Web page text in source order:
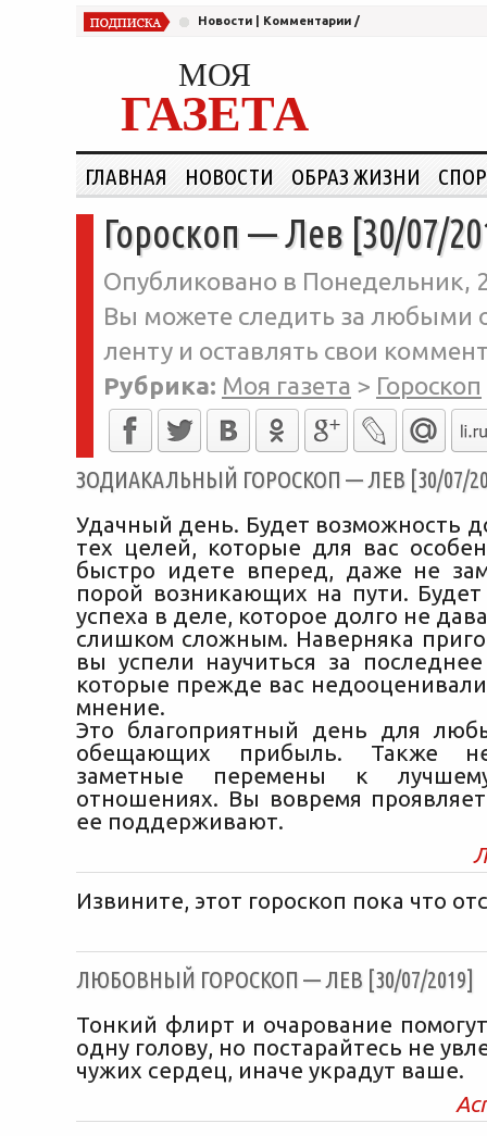
Новости Комментарии /
МОЯ
ГАЗЕТА
ГЛАВНАЯ НОВОСТИ ОБРАЗ ЖИЗНИ
Гороскоп — Лев [30/07/
Опубликовано в Понедельник,
Вы можете следить за любыми
ленту и оставлять свои
Рубрика: Моя газета > Гороскоп
ЗОДИАКАЛЬНЫЙ ГОРОСКОП — ЛЕВ [30/07/
Удачный день. Будет возможность
тех целей, которые для вас
быстро идете вперед, даже не
порой возникающих на пути.
успеха в деле, которое долго не
слишком сложным. Наверняка
вы успели научиться за
которые прежде вас
мнение.
Это благоприятный день для
обещающих прибыль. Также
заметные перемены к
отношениях. Вы вовремя
ее поддерживают.
Извините, этот гороскоп пока что
ЛЮБОВНЫЙ ГОРОСКОП — ЛЕВ [30/07/2019]
Тонкий флирт и очарование
одну голову, но постарайтесь не
чужих сердец, иначе украдут ваше.